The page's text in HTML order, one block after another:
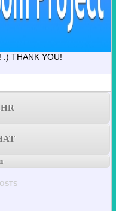
:) THANK YOU!